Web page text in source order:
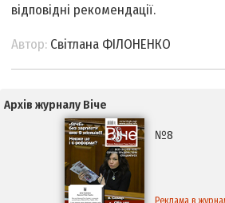
відповідні рекомендації.
Автор: Світлана ФІЛОНЕНКО
Архів журналу Віче
№8
Реклама в